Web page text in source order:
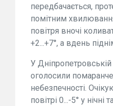
передбачається,
помітним
повітря вночі
+2...+7°, а вдень
У Дніпропетровській
оголосили
небезпечності.
повітрі 0...-5° у нічні